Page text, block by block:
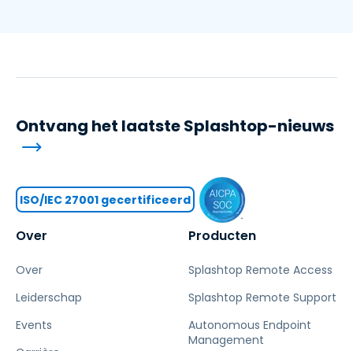
Over
Over
Leiderschap
Events
Producten
Splashtop Remote Access
Splashtop Remote Support
Autonomous Endpoint
Management
Ontvang het laatste Splashtop-nieuws
ISO/IEC 27001 gecertificeerd